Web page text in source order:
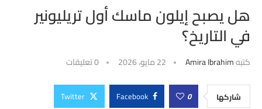
هل يصبح إيلون ماسك أول تريليونير
في التاريخ؟
كتبهAmira Ibrahim 22 مايو، 2026 0 تعليقات
شاركها 0
Facebook
Twitter